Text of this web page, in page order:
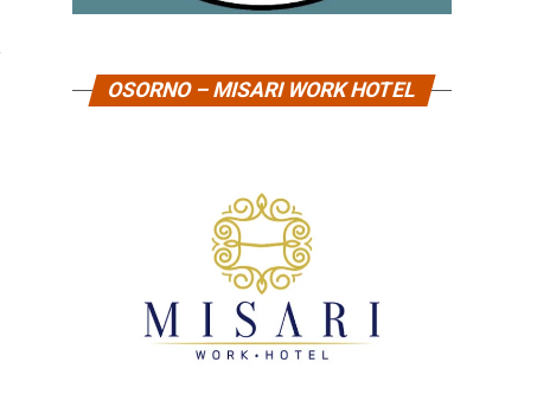
OSORNO – MISARI WORK HOTEL